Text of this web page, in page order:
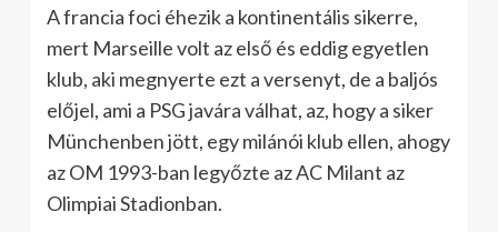
A francia foci éhezik a kontinentális sikerre,
mert Marseille volt az első és eddig egyetlen
klub, aki megnyerte ezt a versenyt, de a baljós
előjel, ami a PSG javára válhat, az, hogy a siker
Münchenben jött, egy milánói klub ellen, ahogy
az OM 1993-ban legyőzte az AC Milant az
Olimpiai Stadionban.